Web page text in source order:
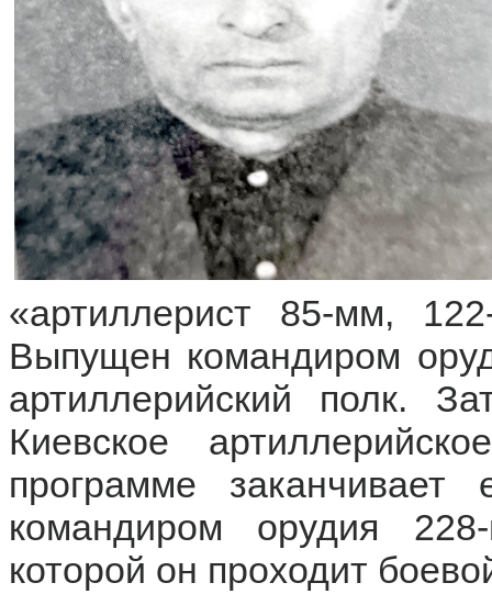
«артиллерист 85-мм,
Выпущен командиром
артиллерийский полк.
Киевское
программе
командиром орудия
которой он проходит